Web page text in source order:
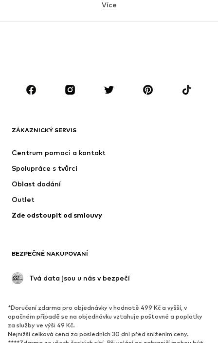
Spodní prádlo
Sukně
Halenky & tuniky
Doplňky
Premium
Nové
Bundy
Spodní prádlo
Kabáty
Plavky
Upcyklace
Nové
Oblíbené
Tenisky
Více
ZÁKAZNICKÝ SERVIS
Centrum pomoci a kontakt
Spolupráce s tvůrci
Oblast dodání
Outlet
Zde odstoupit od smlouvy
BEZPEČNÉ NAKUPOVANÍ
Tvá data jsou u nás v bezpečí
*Doručení zdarma pro objednávky v hodnotě 499 Kč a vyšší, v
opačném případě se na objednávku vztahuje poštovné a poplatky
za služby ve výši 49 Kč.
Nejnižší celková cena za posledních 30 dní před snížením ceny.